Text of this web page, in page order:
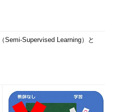
Semi-Supervised Learning）と